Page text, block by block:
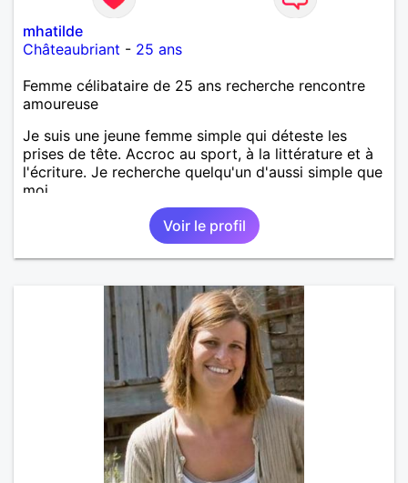
mhatilde
Châteaubriant - 25 ans
Femme célibataire de 25 ans recherche rencontre
amoureuse
Je suis une jeune femme simple qui déteste les
prises de tête. Accroc au sport, à la littérature et à
l'écriture. Je recherche quelqu'un d'aussi simple que
moi.
Voir le profil